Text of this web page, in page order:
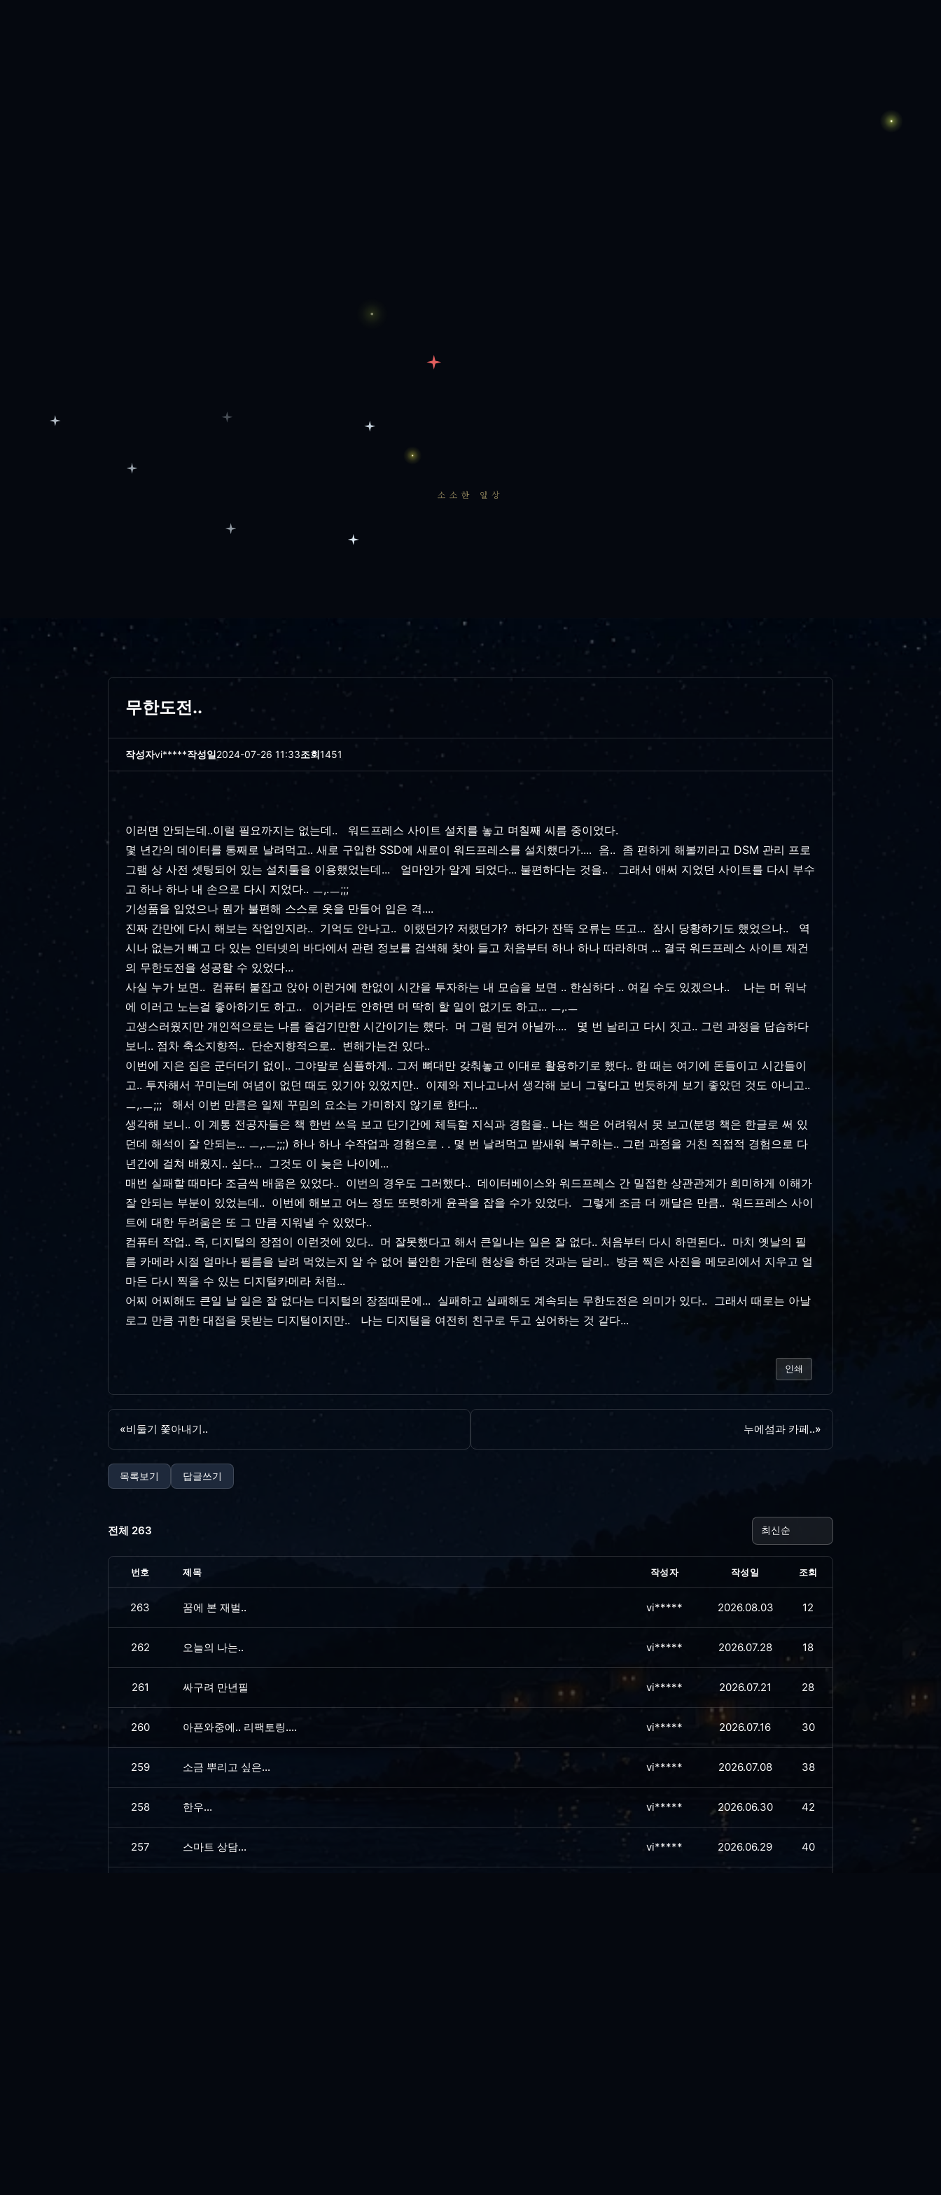
소소한 일상
무한도전..
작성자vi*****작성일2024-07-26 11:33조회1451
이러면 안되는데..이럴 필요까지는 없는데.. 워드프레스 사이트 설치를 놓고 며칠째 씨름 중이었다.
몇 년간의 데이터를 통째로 날려먹고.. 새로 구입한 SSD에 새로이 워드프레스를 설치했다가.... 음.. 좀 편하게 해볼끼라고 DSM 관리 프로
그램 상 사전 셋팅되어 있는 설치툴을 이용했었는데... 얼마안가 알게 되었다... 불편하다는 것을.. 그래서 애써 지었던 사이트를 다시 부수
고 하나 하나 내 손으로 다시 지었다.. ㅡ,.ㅡ;;;
기성품을 입었으나 뭔가 불편해 스스로 옷을 만들어 입은 격....
진짜 간만에 다시 해보는 작업인지라.. 기억도 안나고.. 이랬던가? 저랬던가? 하다가 잔뜩 오류는 뜨고... 잠시 당황하기도 했었으나.. 역
시나 없는거 빼고 다 있는 인터넷의 바다에서 관련 정보를 검색해 찾아 들고 처음부터 하나 하나 따라하며 ... 결국 워드프레스 사이트 재건
의 무한도전을 성공할 수 있었다...
사실 누가 보면.. 컴퓨터 붙잡고 앉아 이런거에 한없이 시간을 투자하는 내 모습을 보면 .. 한심하다 .. 여길 수도 있겠으나.. 나는 머 워낙
에 이러고 노는걸 좋아하기도 하고.. 이거라도 안하면 머 딱히 할 일이 없기도 하고... ㅡ,.ㅡ
고생스러웠지만 개인적으로는 나름 즐겁기만한 시간이기는 했다. 머 그럼 된거 아닐까.... 몇 번 날리고 다시 짓고.. 그런 과정을 답습하다
보니.. 점차 축소지향적.. 단순지향적으로.. 변해가는건 있다..
이번에 지은 집은 군더더기 없이.. 그야말로 심플하게.. 그저 뼈대만 갖춰놓고 이대로 활용하기로 했다.. 한 때는 여기에 돈들이고 시간들이
고.. 투자해서 꾸미는데 여념이 없던 때도 있기야 있었지만.. 이제와 지나고나서 생각해 보니 그렇다고 번듯하게 보기 좋았던 것도 아니고..
ㅡ,.ㅡ;;; 해서 이번 만큼은 일체 꾸밈의 요소는 가미하지 않기로 한다...
생각해 보니.. 이 계통 전공자들은 책 한번 쓰윽 보고 단기간에 체득할 지식과 경험을.. 나는 책은 어려워서 못 보고(분명 책은 한글로 써 있
던데 해석이 잘 안되는... ㅡ,.ㅡ;;;) 하나 하나 수작업과 경험으로 . . 몇 번 날려먹고 밤새워 복구하는.. 그런 과정을 거친 직접적 경험으로 다
년간에 걸쳐 배웠지.. 싶다... 그것도 이 늦은 나이에...
매번 실패할 때마다 조금씩 배움은 있었다.. 이번의 경우도 그러했다.. 데이터베이스와 워드프레스 간 밀접한 상관관계가 희미하게 이해가
잘 안되는 부분이 있었는데.. 이번에 해보고 어느 정도 또렷하게 윤곽을 잡을 수가 있었다. 그렇게 조금 더 깨달은 만큼.. 워드프레스 사이
트에 대한 두려움은 또 그 만큼 지워낼 수 있었다..
컴퓨터 작업.. 즉, 디지털의 장점이 이런것에 있다.. 머 잘못했다고 해서 큰일나는 일은 잘 없다.. 처음부터 다시 하면된다.. 마치 옛날의 필
름 카메라 시절 얼마나 필름을 날려 먹었는지 알 수 없어 불안한 가운데 현상을 하던 것과는 달리.. 방금 찍은 사진을 메모리에서 지우고 얼
마든 다시 찍을 수 있는 디지털카메라 처럼...
어찌 어찌해도 큰일 날 일은 잘 없다는 디지털의 장점때문에... 실패하고 실패해도 계속되는 무한도전은 의미가 있다.. 그래서 때로는 아날
로그 만큼 귀한 대접을 못받는 디지털이지만.. 나는 디지털을 여전히 친구로 두고 싶어하는 것 같다...
인쇄
«비둘기 쫓아내기.. 누에섬과 카페..»
목록보기 답글쓰기
전체 263
번호 제목 작성자 작성일 조회
263 꿈에 본 재벌.. vi***** 2026.08.03 12
262 오늘의 나는.. vi***** 2026.07.28 18
261 싸구려 만년필 vi***** 2026.07.21 28
260 아픈와중에.. 리팩토링.... vi***** 2026.07.16 30
259 소금 뿌리고 싶은... vi***** 2026.07.08 38
258 한우... vi***** 2026.06.30 42
257 스마트 상담... vi***** 2026.06.29 40